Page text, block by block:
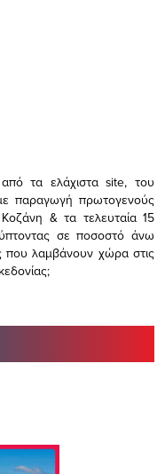
από τα ελάχισταsite, του
παραγωγή πρωτογενούς
& τα τελευταία 15
σε ποσοστό άνω
που λαμβάνουν χώρα στις